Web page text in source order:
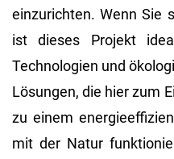
einzurichten. Wenn Sie
ist dieses Projekt
Technologien und
Lösungen, die hier zum
zu einem
mit der Natur